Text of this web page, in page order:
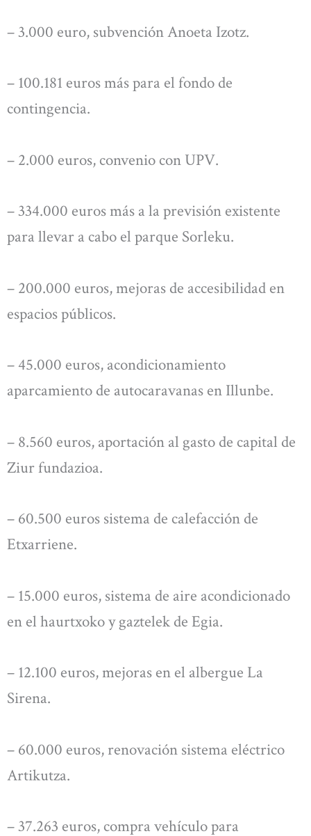
– 3.000 euro, subvención Anoeta Izotz.
– 100.181 euros más para el fondo de
contingencia.
– 2.000 euros, convenio con UPV.
– 334.000 euros más a la previsión existente
para llevar a cabo el parque Sorleku.
– 200.000 euros, mejoras de accesibilidad en
espacios públicos.
– 45.000 euros, acondicionamiento
aparcamiento de autocaravanas en Illunbe.
– 8.560 euros, aportación al gasto de capital de
Ziur fundazioa.
– 60.500 euros sistema de calefacción de
Etxarriene.
– 15.000 euros, sistema de aire acondicionado
en el haurtxoko y gaztelek de Egia.
– 12.100 euros, mejoras en el albergue La
Sirena.
– 60.000 euros, renovación sistema eléctrico
Artikutza.
– 37.263 euros, compra vehículo para